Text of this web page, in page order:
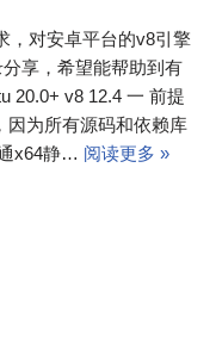
，对安卓平台的v8引擎
享，希望能帮助到有
20.0+ v8 12.4 一 前提
因为所有源码和依赖库
x64静… 阅读更多 »